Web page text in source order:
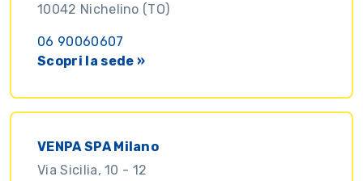
10042 Nichelino (TO)
06 90060607
Scopri la sede »
VENPA SPA Milano
Via Sicilia, 10 - 12